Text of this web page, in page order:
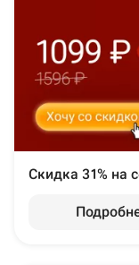
Скидка 31% на